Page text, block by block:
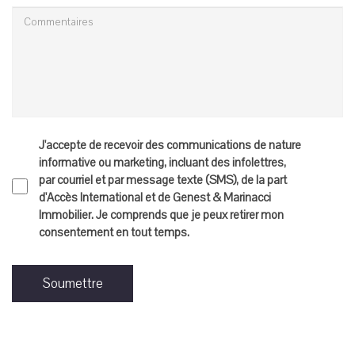
J'accepte de recevoir des communications de nature
informative ou marketing, incluant des infolettres,
par courriel et par message texte (SMS), de la part
d'Accès International et de Genest & Marinacci
Immobilier. Je comprends que je peux retirer mon
consentement en tout temps.
Soumettre